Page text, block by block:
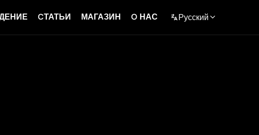
CТАТЬИ МАГАЗИН O НАС Русский
English